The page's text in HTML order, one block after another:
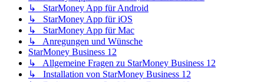
↳ StarMoney App für Android
↳ StarMoney App für iOS
↳ StarMoney App für Mac
↳ Anregungen und Wünsche
StarMoney Business 12
↳ Allgemeine Fragen zu StarMoney Business 12
↳ Installation von StarMoney Business 12